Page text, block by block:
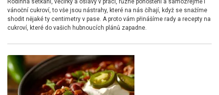
Rodinná setkání, večírky a oslavy v práci, různé pohoštění a samozřejmě i
vánoční cukroví, to vše jsou nástrahy, které na nás číhají, když se snažíme
shodit nějaké ty centimetry v pase. A proto vám přinášíme rady a recepty na
cukroví, které do vašich hubnoucích plánů zapadne.